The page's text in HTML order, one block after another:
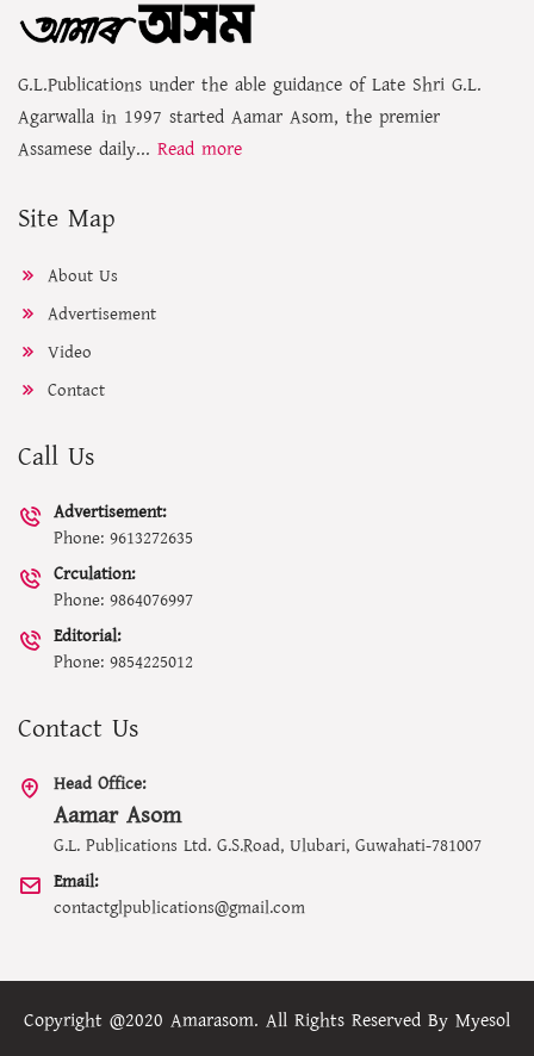
G.L.Publications under the able guidance of Late Shri G.L.
Agarwalla in 1997 started Aamar Asom, the premier
Assamese daily... Read more
Site Map
About Us
Advertisement
Video
Contact
Call Us
Advertisement:
Phone: 9613272635
Crculation:
Phone: 9864076997
Editorial:
Phone: 9854225012
Contact Us
Head Office:
Aamar Asom
G.L. Publications Ltd. G.S.Road, Ulubari, Guwahati-781007
Email:
contactglpublications@gmail.com
Copyright @2020 Amarasom. All Rights Reserved By Myesol